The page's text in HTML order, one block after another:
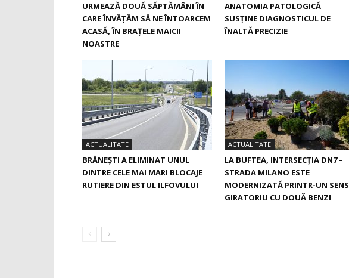
URMEAZĂ DOUĂ SĂPTĂMÂNI ÎN
CARE ÎNVĂŢĂM SĂ NE ÎNTOARCEM
ACASĂ, ÎN BRAŢELE MAICII
NOASTRE
ANATOMIA PATOLOGICĂ
SUSŢINE DIAGNOSTICUL DE
ÎNALTĂ PRECIZIE
ACTUALITATE
BRĂNEȘTI A ELIMINAT UNUL
DINTRE CELE MAI MARI BLOCAJE
RUTIERE DIN ESTUL ILFOVULUI
ACTUALITATE
LA BUFTEA, INTERSECŢIA DN7 –
STRADA MILANO ESTE
MODERNIZATĂ PRINTR-UN SENS
GIRATORIU CU DOUĂ BENZI